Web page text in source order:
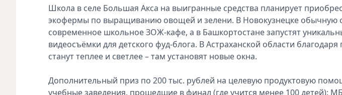
Школа в селе Большая Акса на выигранные средства планирует
экофермы по выращиванию овощей и зелени. В Новокузнецке обычную
современное школьное ЗОЖ-кафе, а в Башкортостане запустят
видеосъёмки для детского фуд-блога. В Астраханской области
станут теплее и светлее – там установят новые окна.
Дополнительный приз по 200 тыс. рублей на целевую продуктовую
учебные заведения, прошедшие в финал (где учится менее 100 детей):